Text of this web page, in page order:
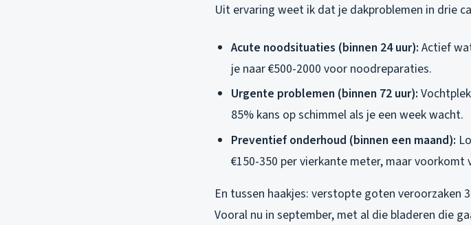
Uit ervaring weet ik dat je dakproblemen in drie
Acute noodsituaties (binnen 24 uur): Actief
je naar €500-2000 voor noodreparaties.
Urgente problemen (binnen 72 uur):
85% kans op schimmel als je een week wacht.
Preventief onderhoud (binnen een maand):
€150-350 per vierkante meter, maar voorkomt
En tussen haakjes: verstopte goten veroorzaken
Vooral nu in september, met al die bladeren die